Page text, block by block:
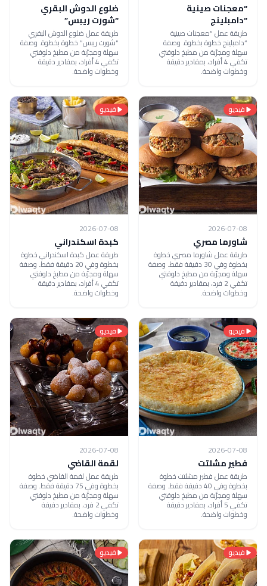
“معجنات صينية
“دامبلينج
طريقة عمل “معجنات صينية
“دامبلينج خطوة بخطوة. وصفة
سهلة ومجرّبة من مطبخ دلوقتي
تكفي 4 أفراد، بمقادير دقيقة
وخطوات واضحة.
ضلوع الدوش البقري
“شورت ريبس”
طريقة عمل ضلوع الدوش البقري
“شورت ريبس” خطوة بخطوة. وصفة
سهلة ومجرّبة من مطبخ دلوقتي
تكفي 4 أفراد، بمقادير دقيقة
وخطوات واضحة.
فيديو
2026-07-08
شاورما مصري
طريقة عمل شاورما مصري خطوة
بخطوة وفي 30 دقيقة فقط. وصفة
سهلة ومجرّبة من مطبخ دلوقتي
تكفي 2 فرد، بمقادير دقيقة
وخطوات واضحة.
فيديو
2026-07-08
كبدة اسكندراني
طريقة عمل كبدة اسكندراني خطوة
بخطوة وفي 20 دقيقة فقط. وصفة
سهلة ومجرّبة من مطبخ دلوقتي
تكفي 4 أفراد، بمقادير دقيقة
وخطوات واضحة.
فيديو
2026-07-08
فطير مشلتت
طريقة عمل فطير مشلتت خطوة
بخطوة وفي 40 دقيقة فقط. وصفة
سهلة ومجرّبة من مطبخ دلوقتي
تكفي 5 أفراد، بمقادير دقيقة
وخطوات واضحة.
فيديو
2026-07-08
لقمة القاضي
طريقة عمل لقمة القاضي خطوة
بخطوة وفي 75 دقيقة فقط. وصفة
سهلة ومجرّبة من مطبخ دلوقتي
تكفي 2 فرد، بمقادير دقيقة
وخطوات واضحة.
فيديو فيديو